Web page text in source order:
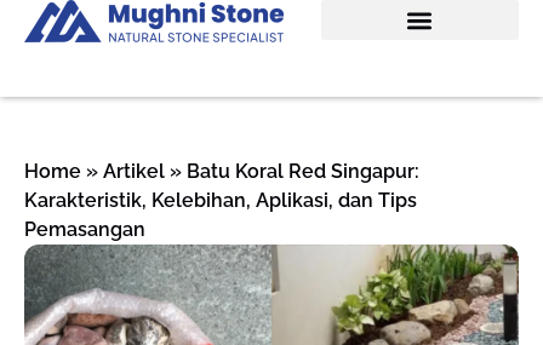
Home » Artikel » Batu Koral Red Singapur:
Karakteristik, Kelebihan, Aplikasi, dan Tips
Pemasangan